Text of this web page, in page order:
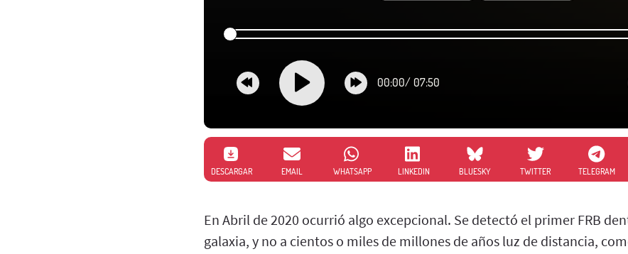
00:00/ 07:50
DESCARGAR EMAIL WHATSAPP LINKEDIN BLUESKY TWITTER TELEGRAM
En Abril de 2020 ocurrió algo excepcional. Se detectó el primer FRB
galaxia, y no a cientos o miles de millones de años luz de distancia,